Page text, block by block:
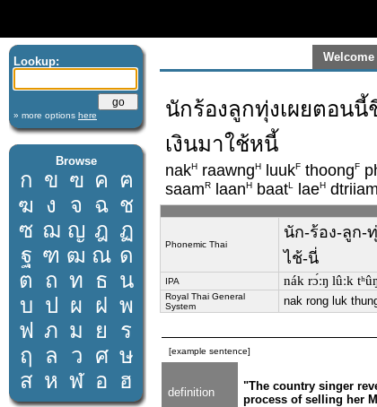
Lookup:
» more options here
Browse
ก ข ฃ ค ฅ
ฆ ง จ ฉ ช
ซ ฌ ญ ฎ ฏ
ฐ ฑ ฒ ณ ด
ต ถ ท ธ น
บ ป ผ ฝ พ
ฟ ภ ม ย
ร
ฤ
ล ว ศ ษ
ส ห ฬ อ ฮ
Welcome
นักร้องลูกทุ่งเผยตอน
เงินมาใช้หนี้
nakH raawngH luukF thoongF
saamR laanH baatL laeH dtriiam
Phonemic Thai
นัก-ร้อง-ลูก-
ไช้-นี่
IPA nák rɔ́ːŋ lûːk
Royal Thai General
System
nak rong luk
[example sentence]
definition
"The country singer
process of selling her